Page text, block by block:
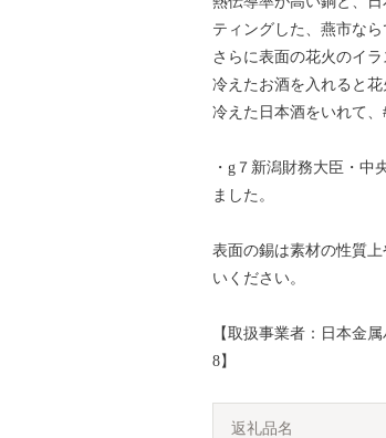
ティングした、燕市なら
さらに表面の花火のイ
冷えたお酒を入れると花
冷えた日本酒をいれて、
・g７新潟財務大臣・中
ました。
表面の錫は素材の性質
いください。
【取扱事業者：日本金
8】
返礼品名